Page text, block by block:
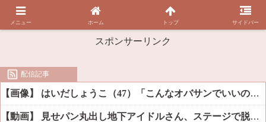
スポンサーリンク
配信記事
【画像】 はいだしょうこ（47）「こんなオバサンでいいの…？」
【動画】 見せパン丸出し地下アイドルさん、ステージで脱いでしまう
メニュー ホーム トップ サイドバー